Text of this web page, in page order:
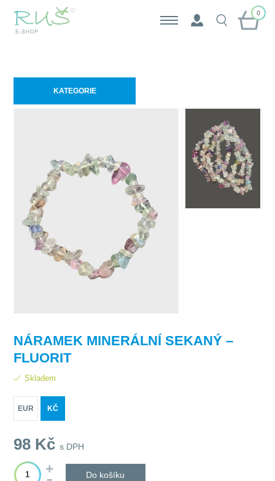
0
KATEGORIE
NÁRAMEK MINERÁLNÍ SEKANÝ –
FLUORIT
Skladem
EUR KČ
98 Kčs DPH
Do košíku